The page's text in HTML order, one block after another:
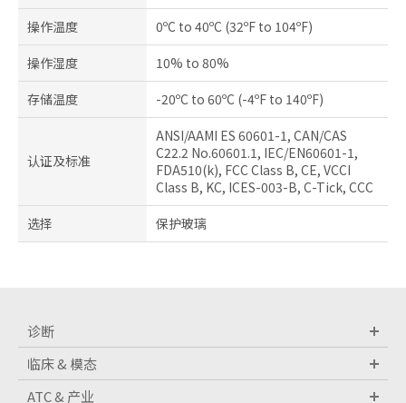
操作温度
0ºC to 40ºC (32ºF to 104ºF)
操作湿度
10% to 80%
存储温度
-20ºC to 60ºC (-4ºF to 140ºF)
认证及标准
ANSI/AAMI ES 60601-1, CAN/CAS
C22.2 No.60601.1, IEC/EN60601-1,
FDA510(k), FCC Class B, CE, VCCI
Class B, KC, ICES-003-B, C-Tick, CCC
选择
保护玻璃
诊断
临床 & 模态
ATC & 产业